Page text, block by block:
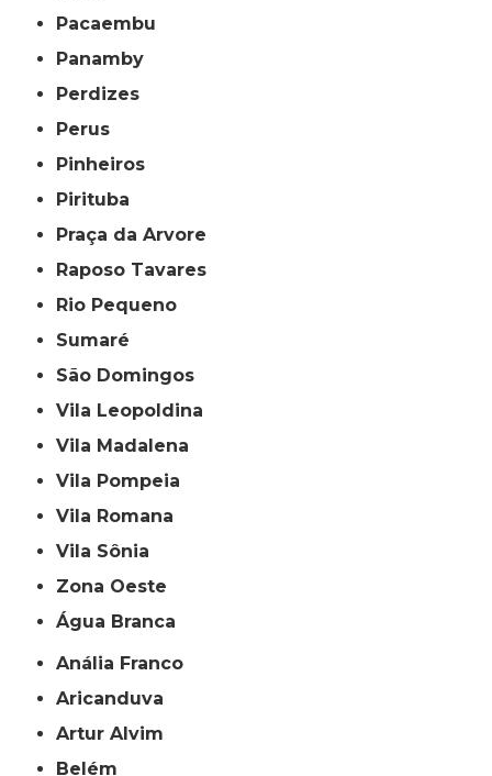
Pacaembu
Panamby
Perdizes
Perus
Pinheiros
Pirituba
Praça da Arvore
Raposo Tavares
Rio Pequeno
Sumaré
São Domingos
Vila Leopoldina
Vila Madalena
Vila Pompeia
Vila Romana
Vila Sônia
Zona Oeste
Água Branca
Anália Franco
Aricanduva
Artur Alvim
Belém